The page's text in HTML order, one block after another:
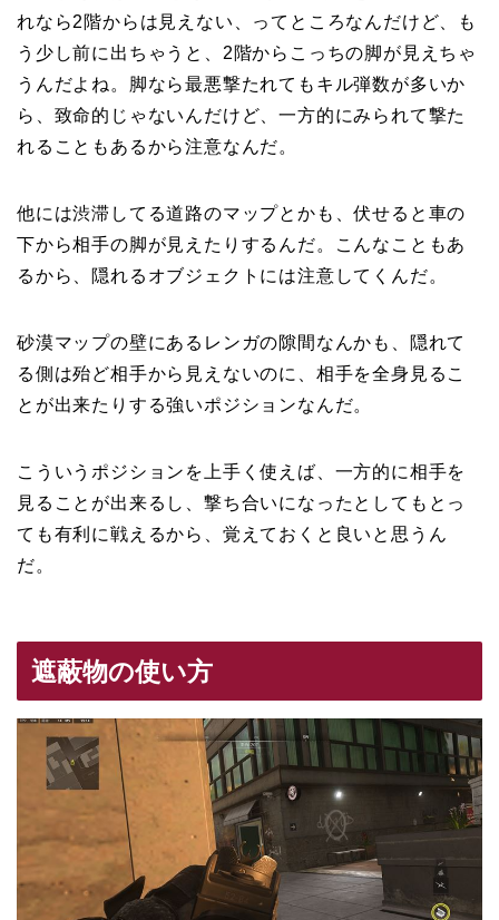
れなら2階からは見えない、ってところなんだけど、も
う少し前に出ちゃうと、2階からこっちの脚が見えちゃ
うんだよね。脚なら最悪撃たれてもキル弾数が多いか
ら、致命的じゃないんだけど、一方的にみられて撃た
れることもあるから注意なんだ。
他には渋滞してる道路のマップとかも、伏せると車の
下から相手の脚が見えたりするんだ。こんなこともあ
るから、隠れるオブジェクトには注意してくんだ。
砂漠マップの壁にあるレンガの隙間なんかも、隠れて
る側は殆ど相手から見えないのに、相手を全身見るこ
とが出来たりする強いポジションなんだ。
こういうポジションを上手く使えば、一方的に相手を
見ることが出来るし、撃ち合いになったとしてもとっ
ても有利に戦えるから、覚えておくと良いと思うん
だ。
遮蔽物の使い方